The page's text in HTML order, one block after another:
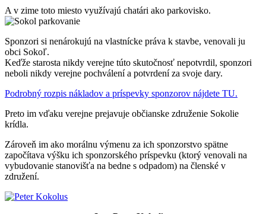
A v zime toto miesto využívajú chatári ako parkovisko.
Sponzori si nenárokujú na vlastnícke práva k stavbe, venovali ju
obci Sokoľ.
Keďže starosta nikdy verejne túto skutočnosť nepotvrdil, sponzori
neboli nikdy verejne pochválení a potvrdení za svoje dary.
Podrobný rozpis nákladov a príspevky sponzorov nájdete TU.
Preto im vďaku verejne prejavuje občianske združenie Sokolie
krídla.
Zároveň im ako morálnu výmenu za ich sponzorstvo spätne
započítava výšku ich sponzorského príspevku (ktorý venovali na
vybudovanie stanovišťa na bedne s odpadom) na členské v
združení.